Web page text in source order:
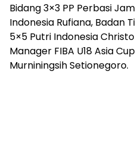
Bidang 3×3 PP Perbasi
Indonesia Rufiana, Badan
5×5 Putri Indonesia
Manager FIBA U18 Asia
Murniningsih Setionegoro.